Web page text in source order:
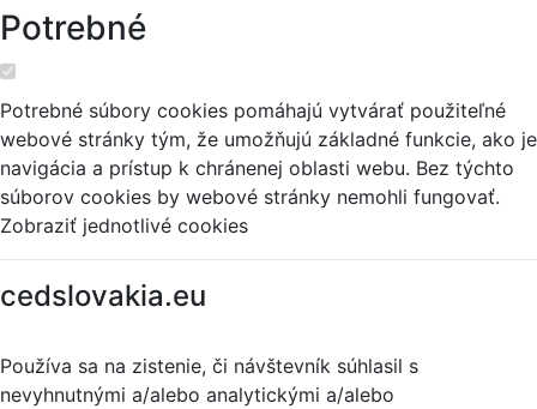
Potrebné
Potrebné súbory cookies pomáhajú vytvárať použiteľné
webové stránky tým, že umožňujú základné funkcie, ako je
navigácia a prístup k chránenej oblasti webu. Bez týchto
súborov cookies by webové stránky nemohli fungovať.
Zobraziť jednotlivé cookies
cedslovakia.eu
Používa sa na zistenie, či návštevník súhlasil s
nevyhnutnými a/alebo analytickými a/alebo